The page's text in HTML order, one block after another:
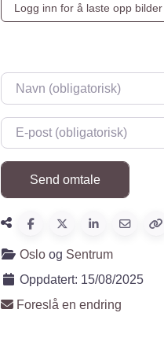
Logg inn for å laste opp bilder
Navn
E-post
Oslo og Sentrum
Oppdatert: 15/08/2025
Foreslå en endring